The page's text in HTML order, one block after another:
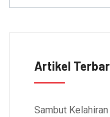
Artikel
Sambut